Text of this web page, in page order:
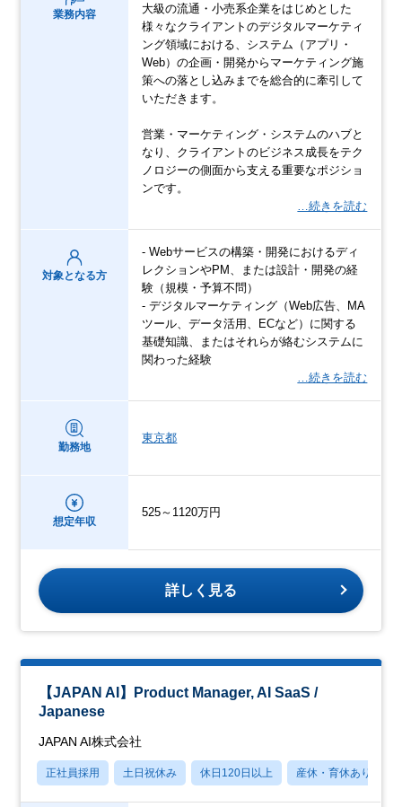
業務内容
大級の流通・小売系企業をはじめとした
様々なクライアントのデジタルマーケティ
ング領域における、システム（アプリ・
Web）の企画・開発からマーケティング施
策への落とし込みまでを総合的に牽引して
いただきます。
営業・マーケティング・システムのハブと
なり、クライアントのビジネス成長をテク
ノロジーの側面から支える重要なポジショ
ンです。
…続きを読む
対象となる方
- Webサービスの構築・開発におけるディ
レクションやPM、または設計・開発の経
験（規模・予算不問）
- デジタルマーケティング（Web広告、MA
ツール、データ活用、ECなど）に関する
基礎知識、またはそれらが絡むシステムに
関わった経験
…続きを読む
勤務地
東京都
想定年収
525～1120万円
詳しく見る
【JAPAN AI】Product Manager, AI SaaS /
Japanese
JAPAN AI株式会社
正社員採用 土日祝休み 休日120日以上 産休・育休あり